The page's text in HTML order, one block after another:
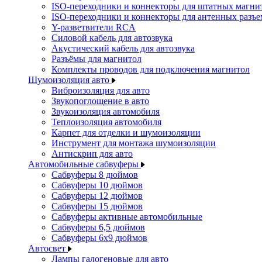
ISO-переходники и коннекторы для штатных
ISO-переходники и коннекторы для антенных
Y-разветвители RCA
Силовой кабель для автозвука
Акустический кабель для автозвука
Разъёмы для магнитол
Комплекты проводов для подключения магнитол
Шумоизоляция авто
Виброизоляция для авто
Звукопоглощение в авто
Звукоизоляция автомобиля
Теплоизоляция автомобиля
Карпет для отделки и шумоизоляции
Инструмент для монтажа шумоизоляции
Антискрип для авто
Автомобильные сабвуферы
Сабвуферы 8 дюймов
Сабвуферы 10 дюймов
Сабвуферы 12 дюймов
Сабвуферы 15 дюймов
Сабвуферы активные автомобильные
Сабвуферы 6,5 дюймов
Сабвуферы 6x9 дюймов
Автосвет
Лампы галогеновые для авто